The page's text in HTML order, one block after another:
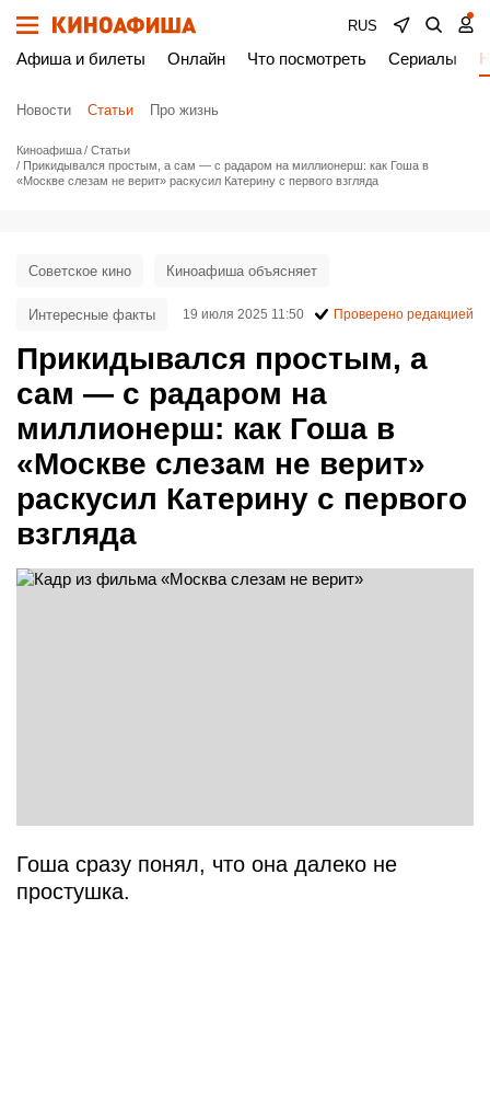
RUS
Афиша и билеты Онлайн Что посмотреть Сериалы
Новости Статьи Про жизнь
Киноафиша
Статьи
Прикидывался простым, а сам — с радаром на миллионерш: как Гоша в
«Москве слезам не верит» раскусил Катерину с первого взгляда
Прикидывался простым, а
сам — с радаром на
миллионерш: как Гоша в
«Москве слезам не верит»
раскусил Катерину с первого
взгляда
Советское кино Киноафиша объясняет
Интересные факты 19 июля 2025 11:50 Проверено редакцией
Гоша сразу понял, что она далеко не
простушка.